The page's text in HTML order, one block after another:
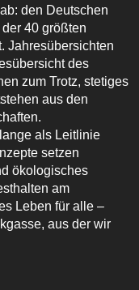
den Deutschen
40 größten
Jahresübersichten
des
zum Trotz, stetiges
aus den
als Leitlinie
setzen
ökologisches
am
Leben für alle –
aus der wir